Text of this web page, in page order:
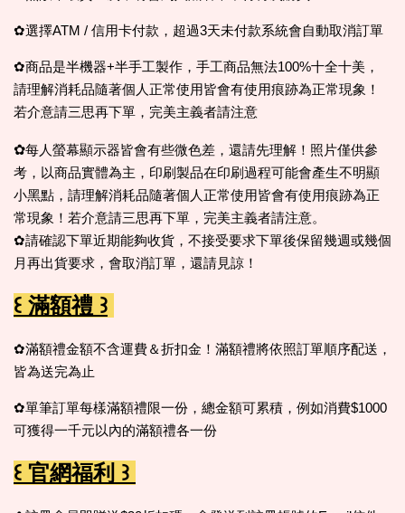
✿選擇ATM / 信用卡付款，超過3天未付款系統會自動取消訂單
✿商品是半機器+半手工製作，手工商品無法100%十全十美，
請理解消耗品隨著個人正常使用皆會有使用痕跡為正常現象！
若介意請三思再下單，完美主義者請注意
✿每人螢幕顯示器皆會有些微色差，還請先理解！照片僅供參
考，以商品實體為主，印刷製品在印刷過程可能會產生不明顯
小黑點，請理解消耗品隨著個人正常使用皆會有使用痕跡為正
常現象！若介意請三思再下單，完美主義者請注意。
✿請確認下單近期能夠收貨，不接受要求下單後保留幾週或幾個
月再出貨要求，會取消訂單，還請見諒！
꒰ 滿額禮 ꒱
✿滿額禮金額不含運費＆折扣金！滿額禮將依照訂單順序配送，
皆為送完為止
✿單筆訂單每樣滿額禮限一份，總金額可累積，例如消費$1000
可獲得一千元以內的滿額禮各一份
꒰ 官網福利 ꒱